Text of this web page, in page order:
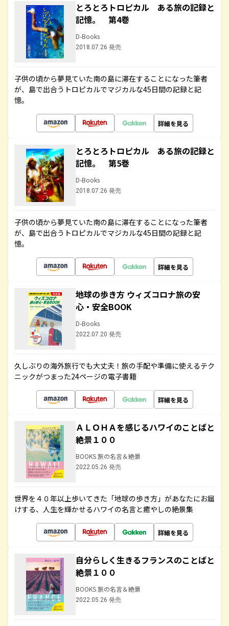
とろとろトロピカル ある旅の記録と
記憶。 第4巻
D-Books
2018.07.26 発売
子供の頃から夢見ていた南の島に滞在することになった筆者
が、島で出合うトロピカルでマジカルな45日間の記録と記
憶。
詳細を見る
とろとろトロピカル ある旅の記録と
記憶。 第5巻
D-Books
2018.07.26 発売
子供の頃から夢見ていた南の島に滞在することになった筆者
が、島で出合うトロピカルでマジカルな45日間の記録と記
憶。
詳細を見る
地球の歩き方 ウィズコロナ旅の安
心・安全BOOK
D-Books
2022.07.20 発売
久しぶりの海外旅行でも大丈夫！旅の手配や準備に使えるテク
ニックがつまった24ページの電子書籍
詳細を見る
ＡＬＯＨＡを感じるハワイのことばと
絶景１００
BOOKS 旅の名言＆絶景
2022.05.26 発売
世界を４０年以上歩いてきた「地球の歩き方」があなたにお届
けする、人生を輝かせるハワイの名言と癒やしの絶景集
詳細を見る
自分らしく生きるフランスのことばと
絶景１００
BOOKS 旅の名言＆絶景
2022.05.26 発売